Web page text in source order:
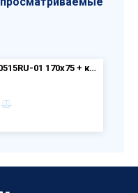
Ванна SOFA E60515RU-01 170x75 + каркас E6D052RU-NF